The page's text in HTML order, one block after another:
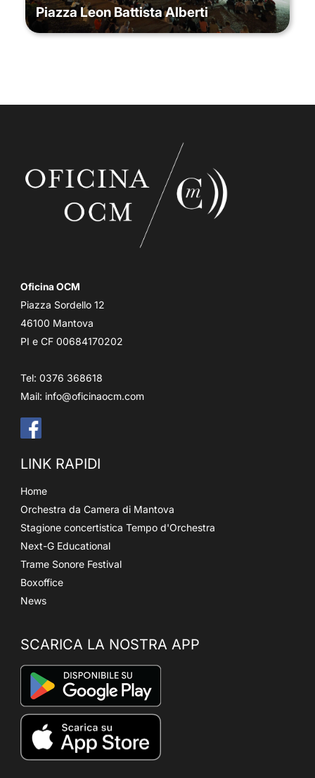
Piazza Leon Battista Alberti
Oficina OCM
Piazza Sordello 12
46100 Mantova
PI e CF 00684170202
Tel: 0376 368618
Mail: info@oficinaocm.com
LINK RAPIDI
Home
Orchestra da Camera di Mantova
Stagione concertistica Tempo d'Orchestra
Next-G Educational
Trame Sonore Festival
Boxoffice
News
SCARICA LA NOSTRA APP